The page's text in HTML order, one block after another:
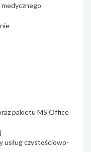
pakietu MS Office
usług czystościowo-